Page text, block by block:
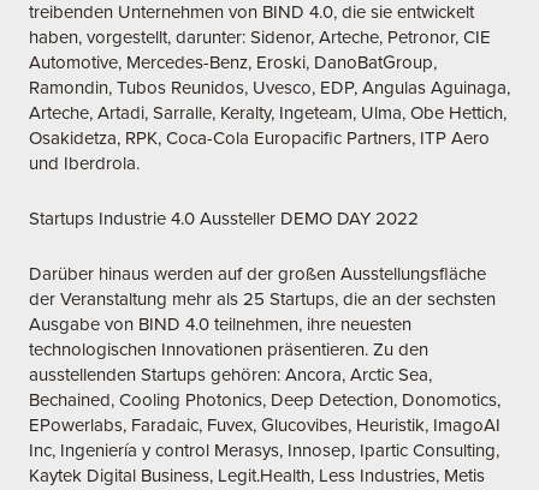
treibenden Unternehmen von BIND 4.0, die sie entwickelt
haben, vorgestellt, darunter: Sidenor, Arteche, Petronor, CIE
Automotive, Mercedes-Benz, Eroski, DanoBatGroup,
Ramondin, Tubos Reunidos, Uvesco, EDP, Angulas Aguinaga,
Arteche, Artadi, Sarralle, Keralty, Ingeteam, Ulma, Obe Hettich,
Osakidetza, RPK, Coca-Cola Europacific Partners, ITP Aero
und Iberdrola.
Startups Industrie 4.0 Aussteller DEMO DAY 2022
Darüber hinaus werden auf der großen Ausstellungsfläche
der Veranstaltung mehr als 25 Startups, die an der sechsten
Ausgabe von BIND 4.0 teilnehmen, ihre neuesten
technologischen Innovationen präsentieren. Zu den
ausstellenden Startups gehören: Ancora, Arctic Sea,
Bechained, Cooling Photonics, Deep Detection, Donomotics,
EPowerlabs, Faradaic, Fuvex, Glucovibes, Heuristik, ImagoAI
Inc, Ingeniería y control Merasys, Innosep, Ipartic Consulting,
Kaytek Digital Business, Legit.Health, Less Industries, Metis